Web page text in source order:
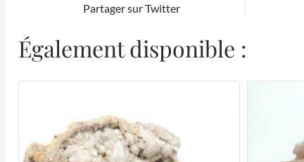
Partager sur Twitter
Également disponible :